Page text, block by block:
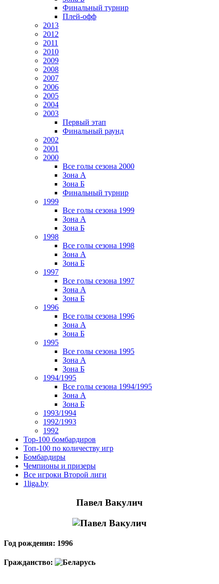
Финальный турнир
Плей-офф
2013
2012
2011
2010
2009
2008
2007
2006
2005
2004
2003
Первый этап
Финальный раунд
2002
2001
2000
Все голы сезона 2000
Зона А
Зона Б
Финальный турнир
1999
Все голы сезона 1999
Зона А
Зона Б
1998
Все голы сезона 1998
Зона А
Зона Б
1997
Все голы сезона 1997
Зона А
Зона Б
1996
Все голы сезона 1996
Зона А
Зона Б
1995
Все голы сезона 1995
Зона А
Зона Б
1994/1995
Все голы сезона 1994/1995
Зона А
Зона Б
1993/1994
1992/1993
1992
Top-100 бомбардиров
Топ-100 по количеству игр
Бомбардиры
Чемпионы и призеры
Все игроки Второй лиги
1liga.by
Павел Вакулич
Год рождения: 1996
Гражданство: